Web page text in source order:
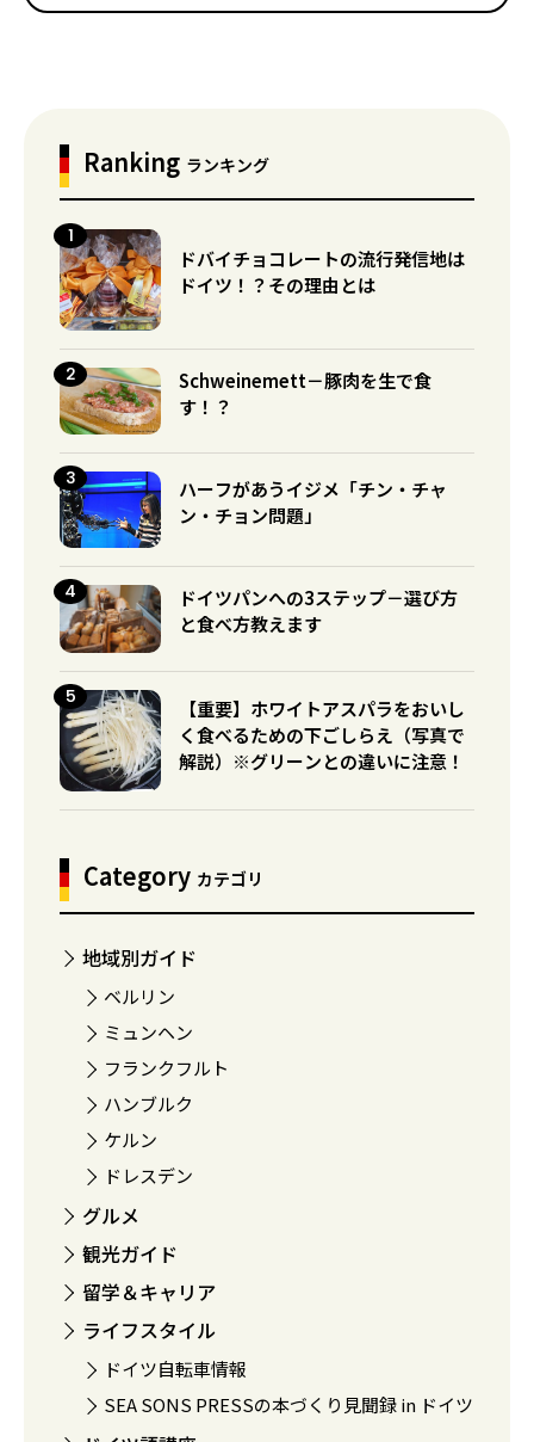
Ranking ランキング
ドバイチョコレートの流行発信地は
ドイツ！？その理由とは
Schweinemett－豚肉を生で食
す！？
ハーフがあうイジメ「チン・チャ
ン・チョン問題」
ドイツパンへの3ステップ－選び方
と食べ方教えます
【重要】ホワイトアスパラをおいし
く食べるための下ごしらえ（写真で
解説）※グリーンとの違いに注意！
Category カテゴリ
地域別ガイド
ベルリン
ミュンヘン
フランクフルト
ハンブルク
ケルン
ドレスデン
グルメ
観光ガイド
留学＆キャリア
ライフスタイル
ドイツ自転車情報
SEA SONS PRESSの本づくり見聞録 in ドイツ